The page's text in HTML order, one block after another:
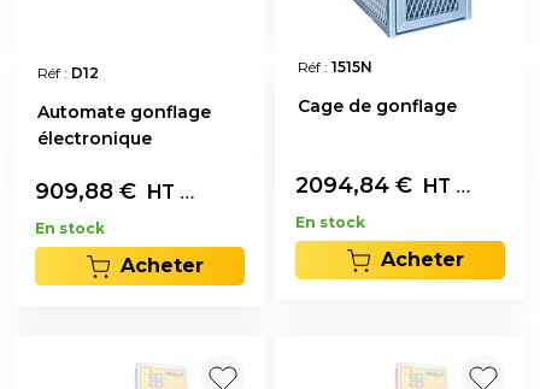
Réf : D12
Automate gonflage
électronique
909,88 € HT L'unité
En stock
Acheter
Réf : 1515N
Cage de gonflage
2094,84 € HT L'unité
En stock
Acheter